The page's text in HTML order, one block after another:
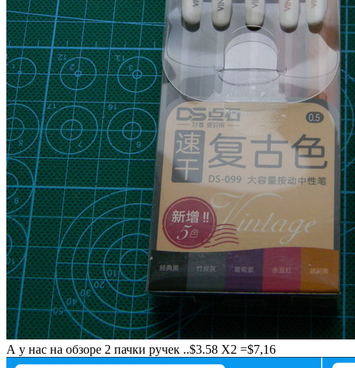
А у нас на обзоре 2 пачки ручек ..$3.58 Х2 =$7,16